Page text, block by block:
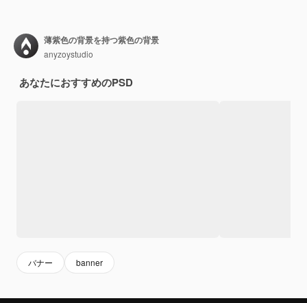
薄紫色の背景を持つ紫色の背景
anyzoystudio
あなたにおすすめのPSD
バナー banner